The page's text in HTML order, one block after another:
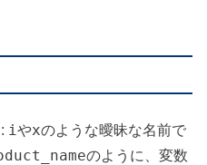
: iやxのような曖昧な名前で
のように、変数